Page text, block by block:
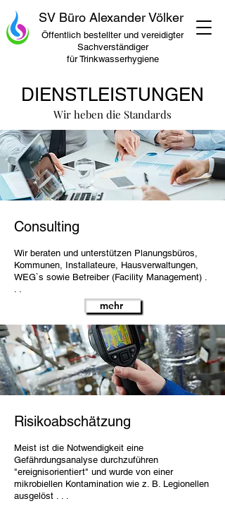
SV Büro Alexander Völker
Öffentlich bestellter und vereidigter
Sachverständiger
für Trinkwasserhygiene
DIENSTLEISTUNGEN
Wir heben die Standards
Consulting
Wir beraten und unterstützen Planungsbüros,
Kommunen, Installateure, Hausverwaltungen,
WEG`s sowie Betreiber (Facility Management) .
. .
mehr
Risikoabschätzung
Meist ist die Notwendigkeit eine
Gefährdungsanalyse durchzuführen
"ereignisorientiert" und wurde von einer
mikrobiellen Kontamination wie z. B. Legionellen
ausgelöst . . .